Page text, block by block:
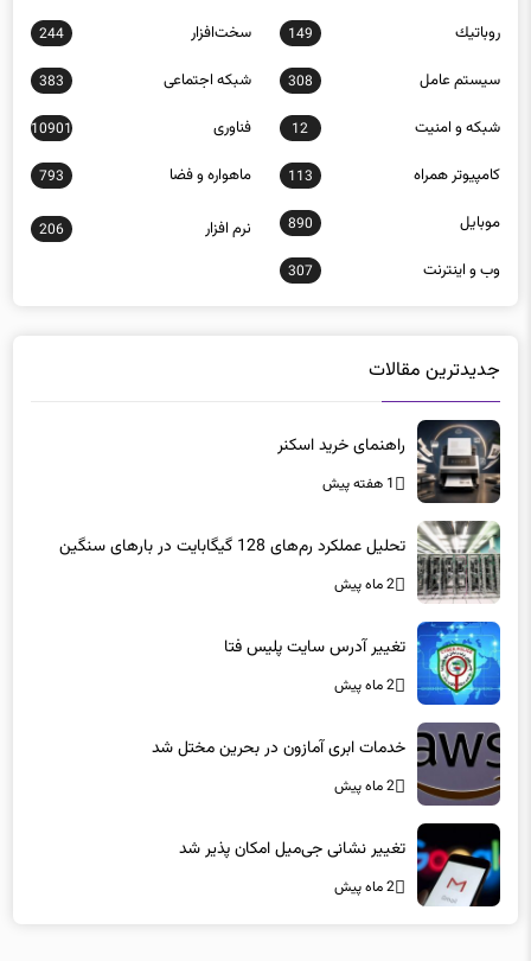
روباتيك 149 سخت‌افزار 244
سيستم عامل 308 شبكه اجتماعی 383
شبكه و امنيت 12 فناوری 10901
كامپيوتر همراه 113 ماهواره و فضا 793
موبايل 890 نرم افزار 206
وب و اينترنت 307
جدیدترین مقالات
راهنمای خرید اسکنر
1 هفته پیش
تحلیل عملکرد رم‌های 128 گیگابایت در بارهای سنگین
2 ماه پیش
تغییر آدرس سایت پلیس فتا
2 ماه پیش
خدمات ابری آمازون در بحرین مختل شد
2 ماه پیش
تغییر نشانی جی‌میل امکان پذیر شد
2 ماه پیش